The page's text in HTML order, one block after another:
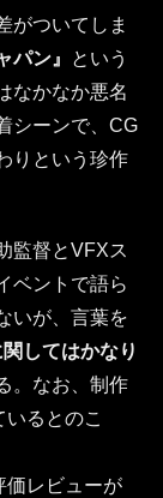
がついてしま
パン』
という
なかなか悪名
シーンで、CG
りという珍作
監督とVFXス
ベントで語ら
いが、言葉を
してはかなり
。なお、制作
るとのこ
価レビューが